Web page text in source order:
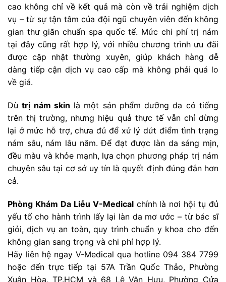
cao không chỉ về kết quả mà còn về trải nghiệm dịch
vụ – từ sự tận tâm của đội ngũ chuyên viên đến không
gian thư giãn chuẩn spa quốc tế. Mức chi phí trị nám
tại đây cũng rất hợp lý, với nhiều chương trình ưu đãi
được cập nhật thường xuyên, giúp khách hàng dễ
dàng tiếp cận dịch vụ cao cấp mà không phải quá lo
về giá.
Dùtrị nám skin là một sản phẩm dưỡng da có tiếng
trên thị trường, nhưng hiệu quả thực tế vẫn chỉ dừng
lại ở mức hỗ trợ, chưa đủ để xử lý dứt điểm tình trạng
nám sâu, nám lâu năm. Để đạt được làn da sáng mịn,
đều màu và khỏe mạnh, lựa chọn phương pháp trị nám
chuyên sâu tại cơ sở uy tín là quyết định đúng đắn hơn
cả.
Phòng Khám Da Liễu V-Medicalchính là nơi hội tụ đủ
yếu tố cho hành trình lấy lại làn da mơ ước – từ bác sĩ
giỏi, dịch vụ an toàn, quy trình chuẩn y khoa cho đến
không gian sang trọng và chi phí hợp lý.
Hãy liên hệ ngay V-Medical qua hotline 094 384 7799
hoặc đến trực tiếp tại 57A Trần Quốc Thảo, Phường
Xuân Hòa, TP.HCM và 68 Lê Văn Hưu, Phường Cửa